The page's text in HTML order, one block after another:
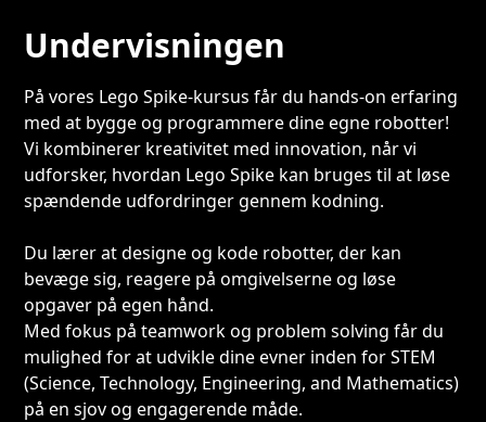
Undervisningen
På vores Lego Spike-kursus får du hands-on erfaring
med at bygge og programmere dine egne robotter!
Vi kombinerer kreativitet med innovation, når vi
udforsker, hvordan Lego Spike kan bruges til at løse
spændende udfordringer gennem kodning.
Du lærer at designe og kode robotter, der kan
bevæge sig, reagere på omgivelserne og løse
opgaver på egen hånd.
Med fokus på teamwork og problem solving får du
mulighed for at udvikle dine evner inden for STEM
(Science, Technology, Engineering, and Mathematics)
på en sjov og engagerende måde.